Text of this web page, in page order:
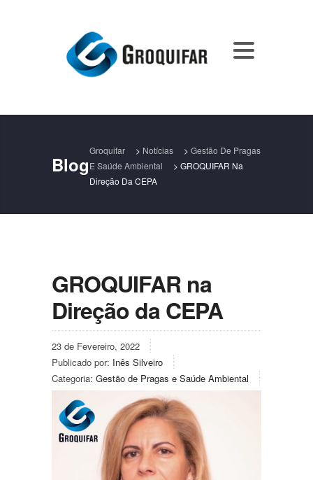
Blog
Groquifar > Notícias > Gestão De Pragas
E Saúde Ambiental
> GROQUIFAR Na
Direção Da CEPA
GROQUIFAR na
Direção da CEPA
23 de Fevereiro, 2022
Publicado por: Inês Silveiro
Categoria: Gestão de Pragas e Saúde Ambiental